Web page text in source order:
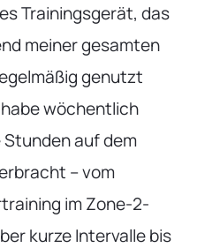
Trainingsgerät, das
meiner gesamten
genutzt
wöchentlich
Stunden auf dem
– vom
im Zone-2-
kurze Intervalle bis